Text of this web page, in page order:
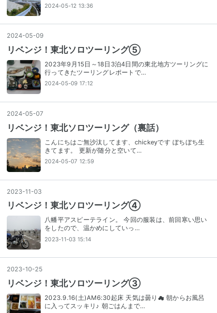
2024-05-12 13:36
2024-05-09
リベンジ！東北ソロツーリング⑤
2023年9月15日～18日3泊4日間の東北地方ツーリングに
行ってきたツーリングレポートで…
2024-05-09 17:12
2024-05-07
リベンジ！東北ソロツーリング（裏話）
こんにちはご無沙汰してます、chickeyです ぼちぼち生
きてます。 更新が随分と空いて…
2024-05-07 12:59
2023-11-03
リベンジ！東北ソロツーリング④
八幡平アスピーテライン。 今回の服装は、前回寒い思い
をしたので、温かめにしていっ…
2023-11-03 15:14
2023-10-25
リベンジ！東北ソロツーリング③
2023.9.16(土)AM6:30起床 天気は曇り☁ 朝からお風呂
に入ってスッキリ♪ 朝ごはんまで…